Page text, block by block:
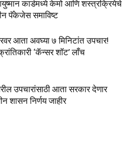
कार्डमध्ये केमो आणि शस्त्रक्रियेचे
पॅकेजेस समाविष्ट
आता अवघ्या ७ मिनिटांत उपचार!
‘कॅन्सर शॉट’ लाँच
उपचारांसाठी आता सरकार देणार
शासन निर्णय जाहीर